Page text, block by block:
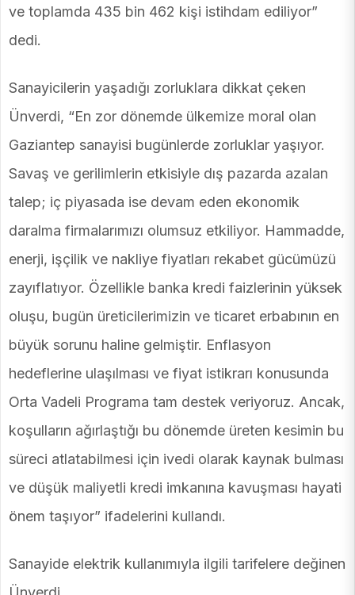
ve toplamda 435 bin 462 kişi istihdam ediliyor”
dedi.
Sanayicilerin yaşadığı zorluklara dikkat çeken
Ünverdi, “En zor dönemde ülkemize moral olan
Gaziantep sanayisi bugünlerde zorluklar yaşıyor.
Savaş ve gerilimlerin etkisiyle dış pazarda azalan
talep; iç piyasada ise devam eden ekonomik
daralma firmalarımızı olumsuz etkiliyor. Hammadde,
enerji, işçilik ve nakliye fiyatları rekabet gücümüzü
zayıflatıyor. Özellikle banka kredi faizlerinin yüksek
oluşu, bugün üreticilerimizin ve ticaret erbabının en
büyük sorunu haline gelmiştir. Enflasyon
hedeflerine ulaşılması ve fiyat istikrarı konusunda
Orta Vadeli Programa tam destek veriyoruz. Ancak,
koşulların ağırlaştığı bu dönemde üreten kesimin bu
süreci atlatabilmesi için ivedi olarak kaynak bulması
ve düşük maliyetli kredi imkanına kavuşması hayati
önem taşıyor” ifadelerini kullandı.
Sanayide elektrik kullanımıyla ilgili tarifelere değinen